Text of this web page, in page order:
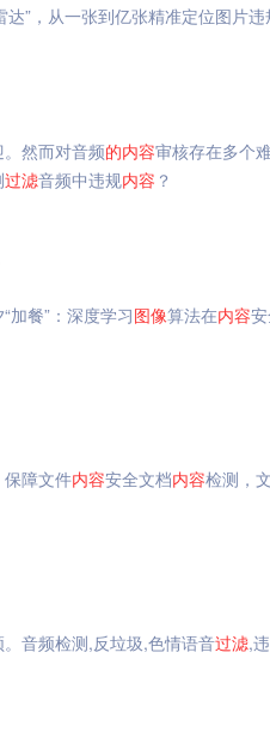
达”，从一张到亿张精准定位图片违
然而对音频的内容审核存在多个
过滤音频中违规内容 ？
加餐”：深度学习图像算法在内容
障文件内容安全文档内容检测，
音频检测,反垃圾,色情语音过滤,